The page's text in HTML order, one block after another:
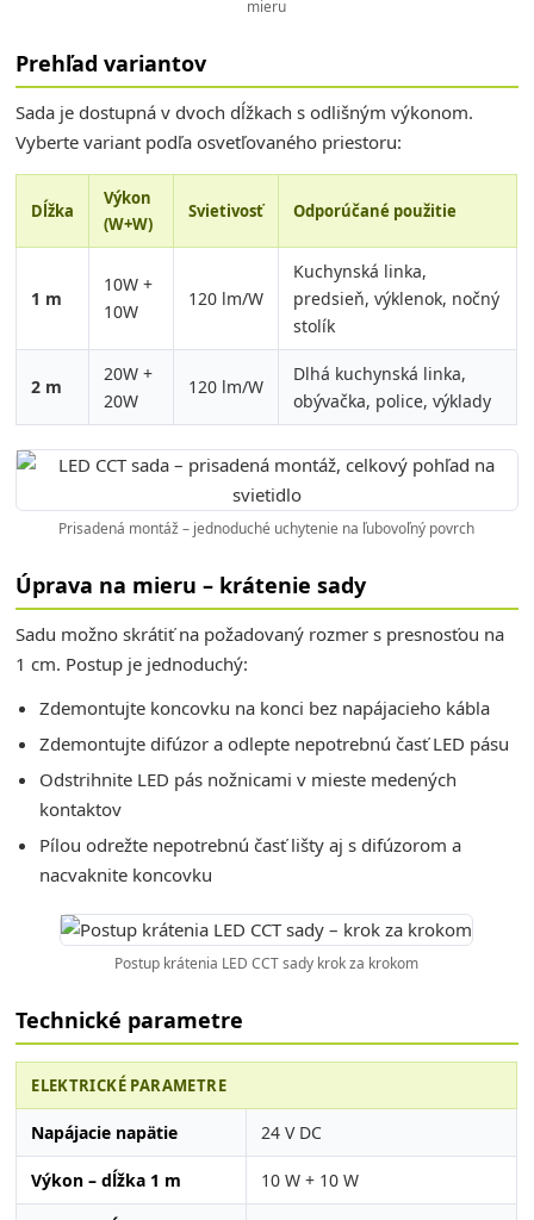
mieru
Prehľad variantov
Sada je dostupná v dvoch dĺžkach s odlišným výkonom.
Vyberte variant podľa osvetľovaného priestoru:
Dĺžka
Výkon
(W+W)
Svietivosť Odporúčané použitie
1 m
10W +
10W
120 lm/W
Kuchynská linka,
predsieň, výklenok, nočný
stolík
2 m
20W +
20W
120 lm/W
Dlhá kuchynská linka,
obývačka, police, výklady
Prisadená montáž – jednoduché uchytenie na ľubovoľný povrch
Úprava na mieru – krátenie sady
Sadu možno skrátiť na požadovaný rozmer s presnosťou na
1 cm. Postup je jednoduchý:
Zdemontujte koncovku na konci bez napájacieho kábla
Zdemontujte difúzor a odlepte nepotrebnú časť LED pásu
Odstrihnite LED pás nožnicami v mieste medených
kontaktov
Pílou odrežte nepotrebnú časť lišty aj s difúzorom a
nacvaknite koncovku
Postup krátenia LED CCT sady krok za krokom
Technické parametre
ELEKTRICKÉ PARAMETRE
Napájacie napätie 24 V DC
Výkon – dĺžka 1 m 10 W + 10 W